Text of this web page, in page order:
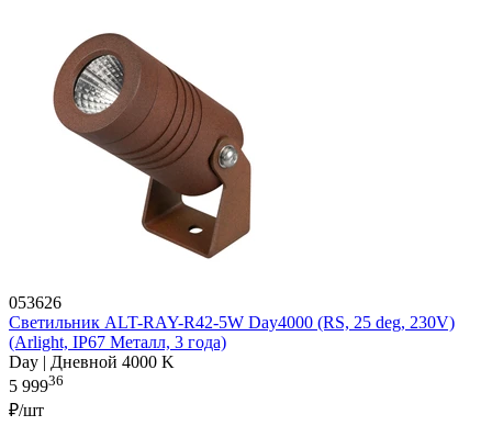
053626
Светильник ALT-RAY-R42-5W Day4000 (RS, 25 deg, 230V)
(Arlight, IP67 Металл, 3 года)
Day | Дневной 4000 K
5 99936
₽/шт